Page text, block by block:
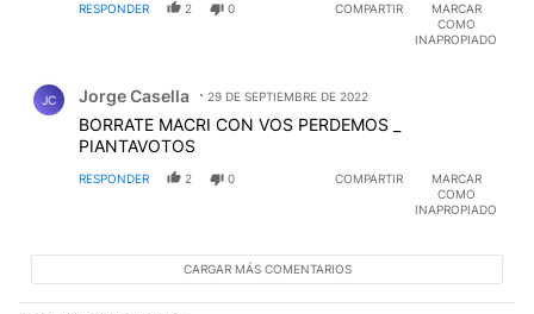
RESPONDER 2 0 COMPARTIR
MARCAR
COMO
INAPROPIADO
JC Jorge Casella 29 DE SEPTIEMBRE DE 2022
BORRATE MACRI CON VOS PERDEMOS _
PIANTAVOTOS
RESPONDER 2 0 COMPARTIR
MARCAR
COMO
INAPROPIADO
CARGAR MÁS COMENTARIOS